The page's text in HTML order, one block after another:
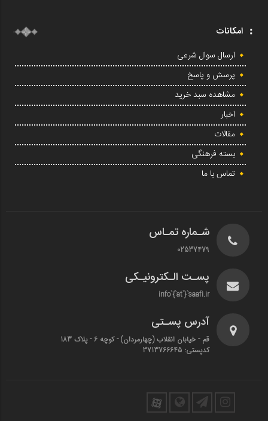
امکانات
ارسال سوال شرعی
پرسش و پاسخ
مشاهده سبد خرید
اخبار
مقالات
بسته فرهنگی
تماس با ما
شـماره تمـاس
02537479
پسـت الـکترونیـکی
info`{`at`}`saafi.ir
آدرس پسـتی
قم - خیابان انقلاب (چهارمردان)‌ - کوچه 6 - پلاک 183
کدپستی: 3713766645